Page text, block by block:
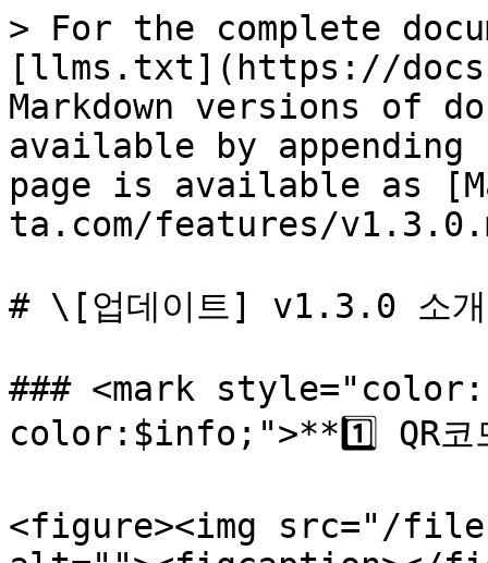
> For the complete
[llms.txt](https://
Markdown versions of
available by
page is available as
ta.com/features/
# \[업데이트] v1.3.0 소개
### <mark
color:$info;">**1️⃣ QR코
<figure><img src="/files/